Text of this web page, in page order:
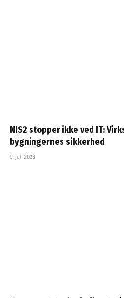
NIS2 stopper ikke ved IT:
bygningernes sikkerhed
9. juli 2026